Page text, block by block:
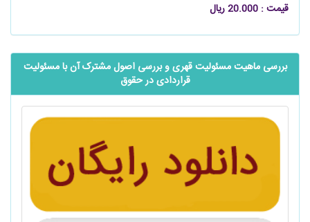
قیمت : 20.000 ریال
بررسی ماهیت مسئولیت قهری و بررسی اصول مشترک آن با مسئولیت
قراردادی در حقوق